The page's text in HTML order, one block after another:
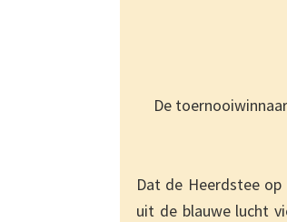
De
Dat de Heerdstee
uit de blauwe lucht